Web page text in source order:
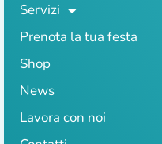
Servizi
Prenota la tua festa
Shop
News
Lavora con noi